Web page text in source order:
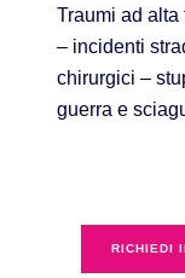
Traumi ad alta
– incidenti
chirurgici –
guerra e
RICHIEDI